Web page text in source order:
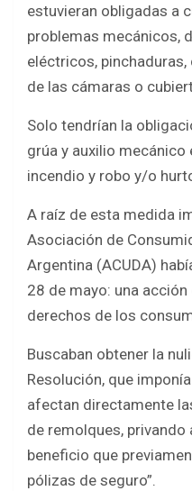
estuvieran obligadas a
problemas mecánicos,
eléctricos,
de las cámaras o
Solo tendrían la
grúa y auxilio mecánico
incendio y robo y/o
A raíz de esta medida
Asociación de
Argentina (ACUDA)
28 de mayo: una
derechos de los
Buscaban obtener la
Resolución, que
afectan directamente
de remolques,
beneficio que
pólizas de seguro”.